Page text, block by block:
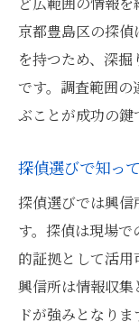
京都豊島区の探
を持つため、深
です。調査範囲
ぶことが成功の鍵
探偵選びで知っ
探偵選びでは興
す。探偵は現場
的証拠として活用
興信所は情報収集
ドが強みとなり